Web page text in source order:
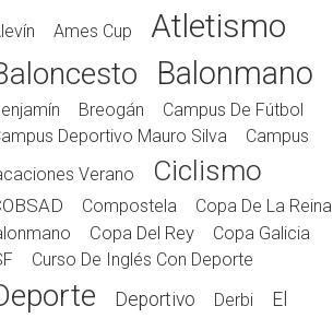
Ames Cup Atletismo
Balonmano
Breogán
Campus De Fútbol
Deportivo Mauro Silva
Campus
Verano
Ciclismo
Compostela
Copa De La Reina
Copa Del Rey
Copa Galicia
Curso De Inglés Con Deporte
Deportivo Derbi El